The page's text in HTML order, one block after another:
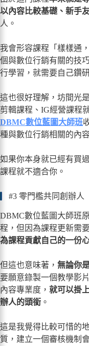
以內容比較基礎、新手
人。
我會形容課程「樣樣通
個與數位行銷有關的技
行學習，就需要自己鑽
這也很好理解，坊間光
剪輯課程、IG經營課程
DBMC數位藍圖大師班
種與數位行銷相關的內
如果你本身就已經有買
課程就不適合你。
#3 零門檻共同創辦人
DBMC數位藍圖大師班
程，但因為課程更新需
為課程貢獻自己的一份
但這也意味著， 無論你
要願意錄製一個教學影
內容專業度， 就可以掛
辦人的頭銜 。
這是我覺得比較可惜的
質，建立一個審核機制